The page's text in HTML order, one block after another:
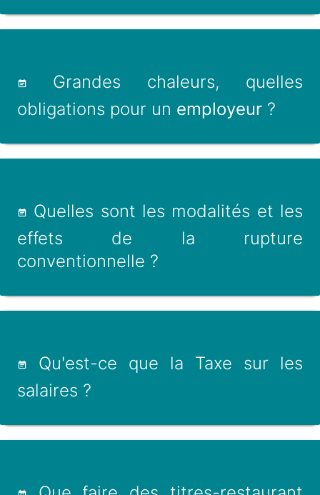
Grandes chaleurs, quelles
obligations pour un employeur ?
Quelles sont les modalités et les
effets de la rupture
conventionnelle ?
Qu'est-ce que la Taxe sur les
salaires ?